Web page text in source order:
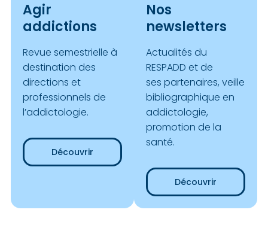
Agir
addictions
Revue semestrielle à
destination des
directions et
professionnels de
l’addictologie.
Découvrir
Nos
newsletters
Actualités du
RESPADD et de
ses partenaires, veille
bibliographique en
addictologie,
promotion de la
santé.
Découvrir